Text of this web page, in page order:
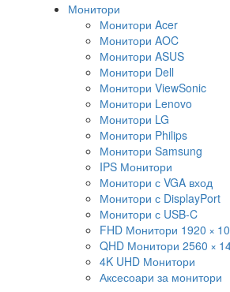
Монитори
Монитори Acer
Монитори AOC
Монитори ASUS
Монитори Dell
Монитори ViewSonic
Монитори Lenovo
Монитори LG
Монитори Philips
Монитори Samsung
IPS Монитори
Монитори с VGA вход
Монитори с DisplayPort
Монитори с USB-C
FHD Монитори 1920 ×
QHD Монитори 2560 ×
4K UHD Монитори
Аксесоари за монитори